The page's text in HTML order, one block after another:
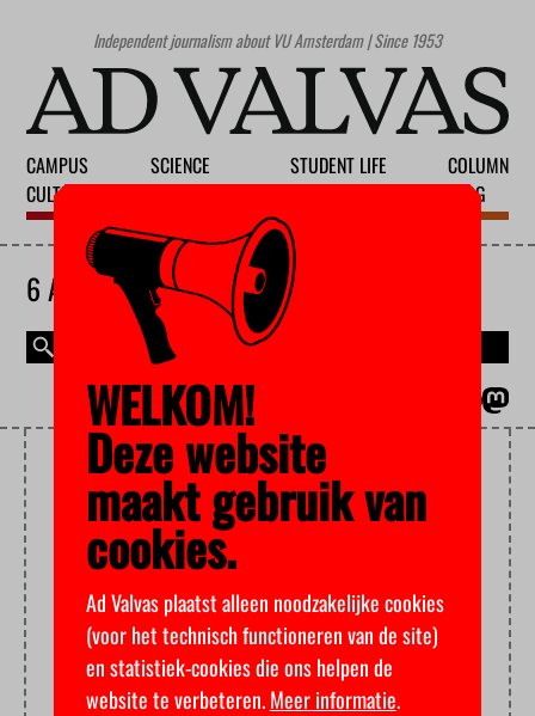
Independent journalism about VU Amsterdam | Since 1953
CAMPUS
CULTURE
SCIENCE
STUDENT LIFE
COLUMN
BLOG
6 AUGUST 2026
MAGAZINE
PHD
WELKOM!
Deze website
maakt gebruik van
cookies.
Ad Valvas plaatst alleen noodzakelijke cookies
(voor het technisch functioneren van de site)
en statistiek-cookies die ons helpen de
website te verbeteren.Meer informatie.